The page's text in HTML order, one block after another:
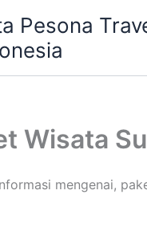
Pesona
Wisata
mengenai,